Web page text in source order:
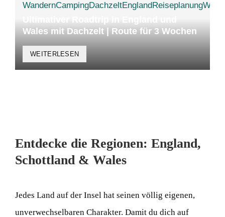
WandernCampingDachzeltEngland Reiseplanung
Wales mit Dachzelt | Route für 3 Wochen
WEITERLESEN
Entdecke die Regionen: England,
Schottland & Wales
Jedes Land auf der Insel hat seinen völlig eigenen,
unverwechselbaren Charakter. Damit du dich auf